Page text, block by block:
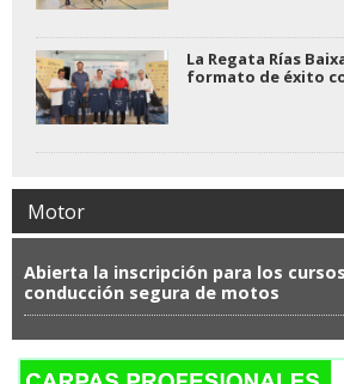
La Regata Rías
formato de éxito
Motor
Abierta la inscripción para los
conducción segura de motos